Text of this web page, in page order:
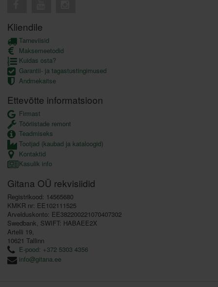
Kliendile
Tarneviisid
Maksemeetodid
Kuidas osta?
Garantii- ja tagastustingimused
Andmekaitse
Ettevõtte informatsioon
Firmast
Tööriistade remont
Teadmiseks
Tootjad (kaubad ja kataloogid)
Kontaktid
Kasulik info
Gitana OÜ rekvisiidid
Registrikood: 14565680
KMKR nr: EE102111525
Arvelduskonto: EE382200221070407302
Swedbank, SWIFT: HABAEE2X
Artelli 19,
10621 Tallinn
E-pood: +372 5303 4356
info@gitana.ee